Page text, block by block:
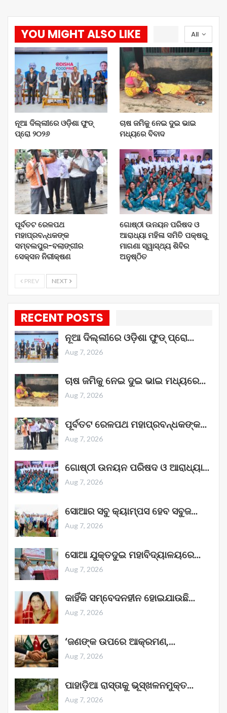
All
YOU MIGHT ALSO LIKE
ନୂଆ ଦିଲ୍ଲୀରେ ଓଡ଼ିଶା ଫୁଡ୍
ପ୍ରୋ ୨୦୨୬
ଚାଷ ଜମିକୁ ନେଇ ଦୁଇ ଭାଇ
ମଧ୍ୟରେ ବିବାଦ
ପୂର୍ବତଟ ରେଳପଥ
ମହାପ୍ରବନ୍ଧକଙ୍କ
ସମ୍ବଲପୁର-ବଲାଙ୍ଗୀର
ସେକ୍ସନ ନିରୀକ୍ଷଣ
ଗୋଷ୍ଠୀ ଉନୟନ ପରିଷଦ ଓ
ଆରାଧ୍ୟା ମହିଳା ସମିତି ପକ୍ଷରୁ
ମାଗଣା ସ୍ୱାସ୍ଥ୍ୟ ଶିବିର
ଅନୁଷ୍ଠିତ
PREV NEXT
RECENT POSTS
ନୂଆ ଦିଲ୍ଲୀରେ ଓଡ଼ିଶା ଫୁଡ୍ ପ୍ରୋ…
Aug 7, 2026
ଚାଷ ଜମିକୁ ନେଇ ଦୁଇ ଭାଇ ମଧ୍ୟରେ…
Aug 7, 2026
ପୂର୍ବତଟ ରେଳପଥ ମହାପ୍ରବନ୍ଧକଙ୍କ…
Aug 7, 2026
ଗୋଷ୍ଠୀ ଉନୟନ ପରିଷଦ ଓ ଆରାଧ୍ୟା…
Aug 7, 2026
ସୋଆର ସବୁ କ୍ୟାମ୍ପସ ହେବ ସବୁଜ…
Aug 7, 2026
ସୋଆ ଯୁକ୍ତଦୁଇ ମହାବିଦ୍ୟାଳୟରେ…
Aug 7, 2026
କାହିଁକି ସମ୍ବେଦନହୀନ ହୋଇଯାଉଛି…
Aug 7, 2026
‘ଜଣଙ୍କ ଉପରେ ଆକ୍ରମଣ,…
Aug 7, 2026
ପାହାଡ଼ିଆ ରାସ୍ତାକୁ ଭୂସ୍ଖଳନମୁକ୍ତ…
Aug 7, 2026